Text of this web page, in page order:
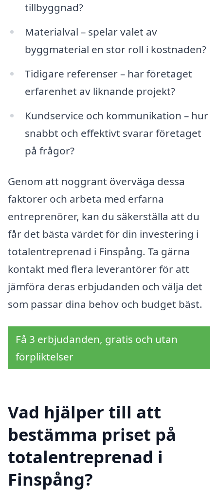
tillbyggnad?
Materialval – spelar valet av
byggmaterial en stor roll i kostnaden?
Tidigare referenser – har företaget
erfarenhet av liknande projekt?
Kundservice och kommunikation – hur
snabbt och effektivt svarar företaget
på frågor?
Genom att noggrant överväga dessa
faktorer och arbeta med erfarna
entreprenörer, kan du säkerställa att du
får det bästa värdet för din investering i
totalentreprenad i Finspång. Ta gärna
kontakt med flera leverantörer för att
jämföra deras erbjudanden och välja det
som passar dina behov och budget bäst.
Få 3 erbjudanden, gratis och utan
förpliktelser
Vad hjälper till att
bestämma priset på
totalentreprenad i
Finspång?